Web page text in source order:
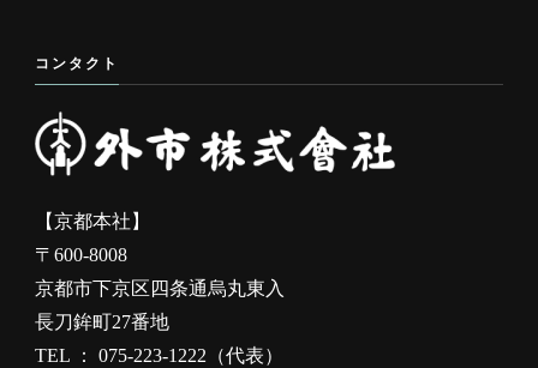
コンタクト
【京都本社】
〒600-8008
京都市下京区四条通烏丸東入
長刀鉾町27番地
TEL ： 075-223-1222（代表）